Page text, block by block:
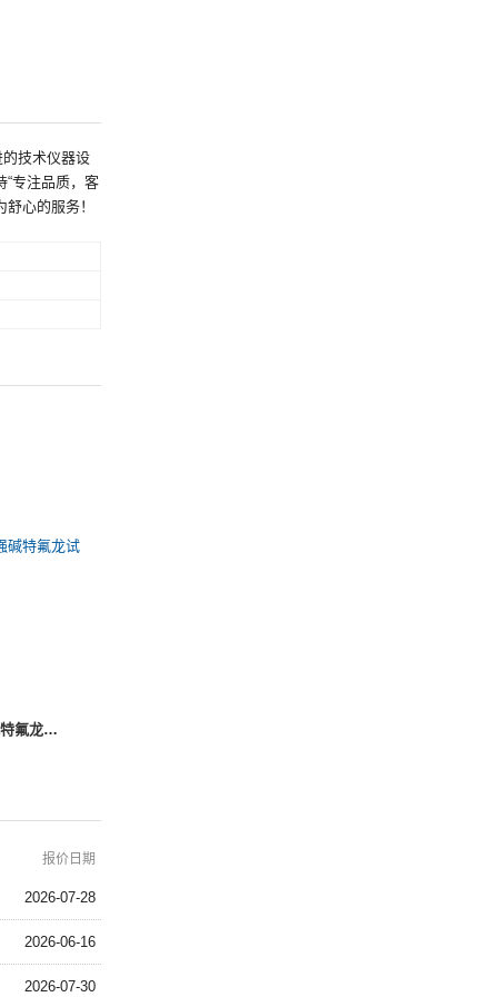
技术仪器设
专注品质，客
心的服务！
PFA取样瓶300ml大小口耐强酸强碱特氟龙试剂瓶
报价日期
2026-07-28
2026-06-16
2026-07-30